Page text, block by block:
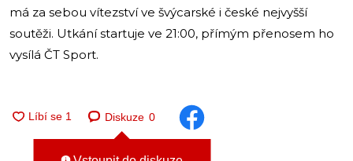
má za sebou vítezství ve švýcarské i české nejvyšší
soutěži. Utkání startuje ve 21:00, přímým přenosem ho
vysílá ČT Sport.
Diskuze 0